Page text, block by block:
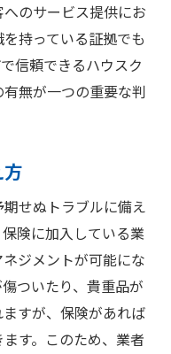
のサービス提供にお
持っている証拠でも
信頼できるハウスク
無が一つの重要な判
せぬトラブルに備え
険に加入している業
ジメントが可能にな
ついたり、貴重品が
すが、保険があれば
す。このため、業者